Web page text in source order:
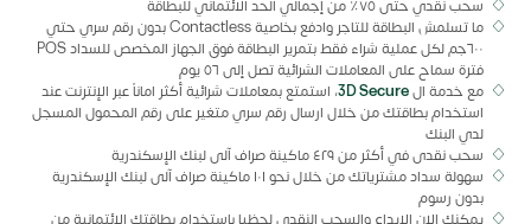
سحب نقدي حتى ٧٥٪ من إجمالي الحد الائتماني للبطاقة
ما تسلمش البطاقة للتاجر وادفع بخاصية Contactless بدون رقم سري حتي
٦٠٠جم لكل عملية شراء فقط بتمرير البطاقة فوق الجهاز المخصص للسداد POS
فترة سماح على المعاملات الشرائية تصل إلى ٥٦ يوم
مع خدمة ال
3D Secure ، استمتع بمعاملات شرائية أكثر اماناً عبر الإنترنت عند
استخدام بطاقتك من خلال ارسال رقم سري متغير على رقم المحمول المسجل
لدي البنك
سحب نقدى في أكثر من ٤٢٩ ماكينة صراف آلى لبنك الإسكندرية
سهولة سداد مشترياتك من خلال نحو ١٠١ ماكينة صراف آلى لبنك الإسكندرية
بدون رسوم
يمكنك الان الإيداع والسحب النقدي لحظيا باستخدام بطاقتك الائتمانية من